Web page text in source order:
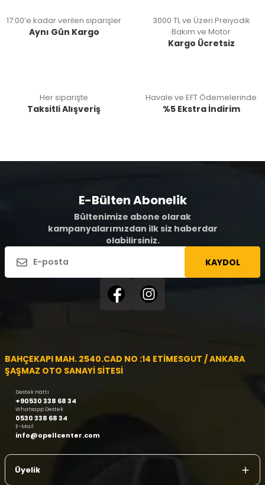
17:00’e kadar verilen siparişler
Aynı Gün Kargo
3000 TL ve Üzeri Preiyodik
Bakım ve Motor
Kargo Ücretsiz
Her siparişte
Taksitli Alışveriş
Havale ve EFT Ödemelerinde
%5 Ekstra İndirim
E-Bülten Abonelik
Bültenimize abone olarak
kampanyalarımızdan ilk siz haberdar
olabilirsiniz.
KAYDOL
BAHÇEKAPI MAH. 2540.CAD NO :14 ETİMESGUT / ANKARA
ŞAŞMAZ OTO SANAYİ SİTESİ
Destek Hattı
+90530 338 68 34
Whatsapp Destek
0530 338 68 34
E-Mail
info@opellcenter.com
Üyelik